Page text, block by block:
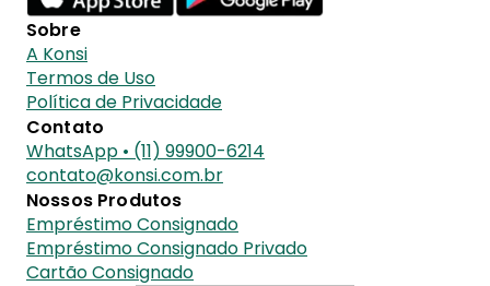
Sobre
A Konsi
Termos de Uso
Política de Privacidade
Contato
WhatsApp • (11) 99900-6214
contato@konsi.com.br
Nossos Produtos
Empréstimo Consignado
Empréstimo Consignado Privado
Cartão Consignado